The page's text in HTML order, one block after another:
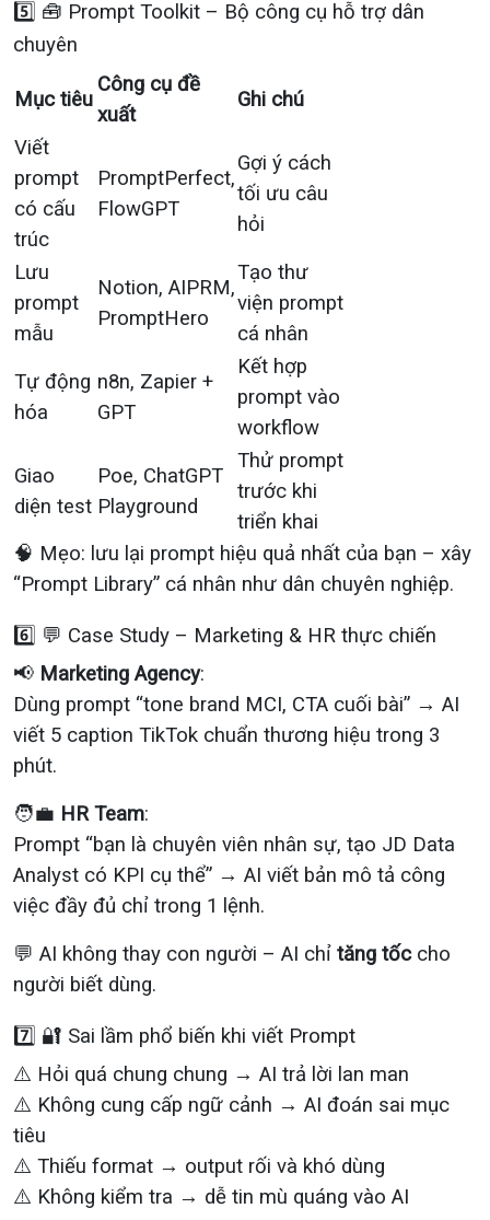
5️⃣ 🧰 Prompt Toolkit – Bộ công cụ hỗ trợ dân
chuyên
Mục tiêu
Công cụ đề
xuất
Ghi chú
Viết
prompt
có cấu
trúc
PromptPerfect,
FlowGPT
Gợi ý cách
tối ưu câu
hỏi
Lưu
prompt
mẫu
Notion, AIPRM,
PromptHero
Tạo thư
viện prompt
cá nhân
Tự động
hóa
n8n, Zapier +
GPT
Kết hợp
prompt vào
workflow
Giao
diện test
Poe, ChatGPT
Playground
Thử prompt
trước khi
triển khai
🧠 Mẹo: lưu lại prompt hiệu quả nhất của bạn – xây
“Prompt Library” cá nhân như dân chuyên nghiệp.
6️⃣ 💬 Case Study – Marketing & HR thực chiến
📢 Marketing Agency:
Dùng prompt “tone brand MCI, CTA cuối bài” → AI
viết 5 caption TikTok chuẩn thương hiệu trong 3
phút.
🧑‍💼 HR Team:
Prompt “bạn là chuyên viên nhân sự, tạo JD Data
Analyst có KPI cụ thể” → AI viết bản mô tả công
việc đầy đủ chỉ trong 1 lệnh.
💬 AI không thay con người – AI chỉ tăng tốccho
người biết dùng.
7️⃣ 🔐 Sai lầm phổ biến khi viết Prompt
⚠️ Hỏi quá chung chung → AI trả lời lan man
⚠️ Không cung cấp ngữ cảnh → AI đoán sai mục
tiêu
⚠️ Thiếu format → output rối và khó dùng
⚠️ Không kiểm tra → dễ tin mù quáng vào AI